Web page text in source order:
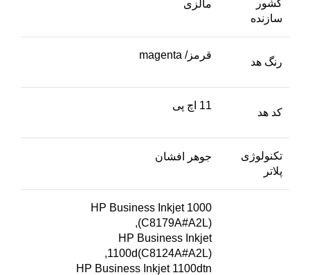
کشور
سازنده
مالزی
رنگ هد
قرمز/ magenta
کد هد
11 اچ پی
تکنولوژی
پلاتر
جوهر افشان
HP Business Inkjet 1000
(C8179A#A2L),
HP Business Inkjet
1100d(C8124A#A2L),
HP Business Inkjet 1100dtn